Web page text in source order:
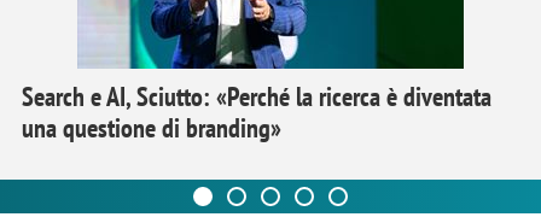
Search e AI, Sciutto: «Perché la ricerca è diventata
una questione di branding»